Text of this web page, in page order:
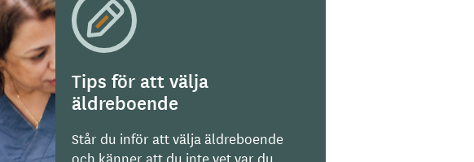
Tips för att välja
äldreboende
Står du inför att välja äldreboende
och känner att du inte vet var du